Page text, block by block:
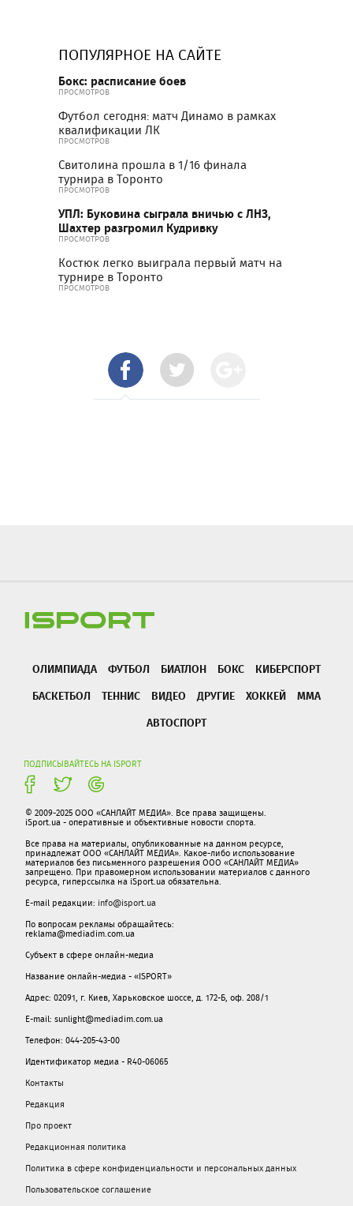
ПОПУЛЯРНОЕ НА САЙТЕ
Бокс: расписание боев
ПРОСМОТРОВ
Футбол сегодня: матч Динамо в рамках
квалификации ЛК
ПРОСМОТРОВ
Свитолина прошла в 1/16 финала
турнира в Торонто
ПРОСМОТРОВ
УПЛ: Буковина сыграла вничью с ЛНЗ,
Шахтер разгромил Кудривку
ПРОСМОТРОВ
Костюк легко выиграла первый матч на
турнире в Торонто
ПРОСМОТРОВ
ОЛИМПИАДА ФУТБОЛ БИАТЛОН БОКС
КИБЕРСПОРТ
БАСКЕТБОЛ
ТЕННИС ВИДЕО ДРУГИЕ ХОККЕЙ
ММА
АВТОСПОРТ
ПОДПИСЫВАЙТЕСЬ НА ISPORT
© 2009-2025 ООО «САНЛАЙТ МЕДИА». Все права защищены.
iSport.ua - оперативные и объективные новости спорта.
Все права на материалы, опубликованные на данном ресурсе,
принадлежат ООО «САНЛАЙТ МЕДИА». Какое-либо использование
материалов без письменного разрешения ООО «САНЛАЙТ МЕДИА»
запрещено. При правомерном использовании материалов с данного
ресурса, гиперссылка на iSport.ua обязательна.
E-mail редакции: info@isport.ua
По вопросам рекламы обращайтесь:
reklama@mediadim.com.ua
Субъект в сфере онлайн-медиа
Название онлайн-медиа - «ISPORT»
Адрес: 02091, г. Киев, Харьковское шоссе, д. 172-Б, оф. 208/1
E-mail: sunlight@mediadim.com.ua
Телефон: 044-205-43-00
Идентификатор медиа - R40-06065
Контакты
Редакция
Про проект
Редакционная политика
Политика в сфере конфиденциальности и персональных данных
Пользовательское соглашение